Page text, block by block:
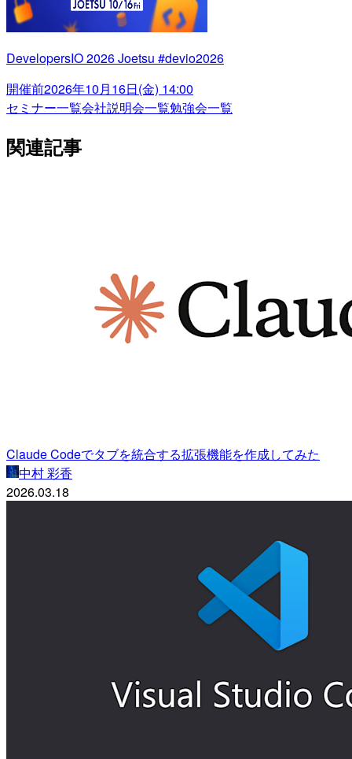
DevelopersIO 2026 Joetsu #devio2026
開催前2026年10月16日(金) 14:00
セミナー一覧会社説明会一覧勉強会一覧
関連記事
Claude Codeでタブを統合する拡張機能を作成してみた
中村 彩香
2026.03.18